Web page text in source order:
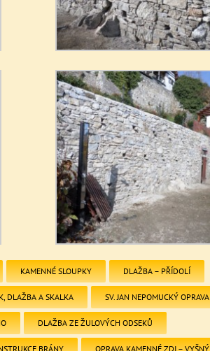
KAMENNÉ SLOUPKY DLAŽBA – PŘÍDOLÍ
DLAŽBA A SKALKA SV. JAN NEPOMUCKÝ OPRAVA
DLAŽBA ZE ŽULOVÝCH ODSEKŮ
BRÁNY OPRAVA KAMENNÉ ZDI – VYŠNÝ